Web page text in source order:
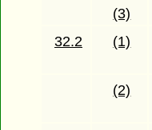
(3)
32.2
(1)
(2)